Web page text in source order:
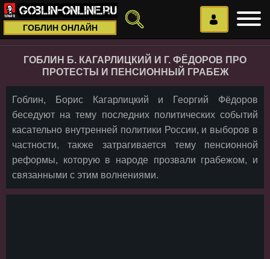
ГОБЛИН ОНЛАЙН
ГОБЛИН Б. КАГАРЛИЦКИЙ И Г. ФЁДОРОВ ПРО
ПРОТЕСТЫ И ПЕНСИОННЫЙ ГРАБЕЖ
Гоблин, Борис Кагарлицкий и Георгий Фёдоров
беседуют на тему последних политических событий
касательно внутренней политики России, и выборов в
частности, также затрагивается тему пенсионной
реформы, которую в народе прозвали грабежом, и
связанными с этим волнениями.